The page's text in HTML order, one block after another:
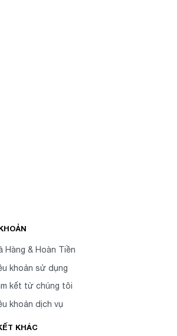
Hàng & Hoàn Tiền
khoản sử dụng
kết từ chúng tôi
khoản dịch vụ
KHÁC